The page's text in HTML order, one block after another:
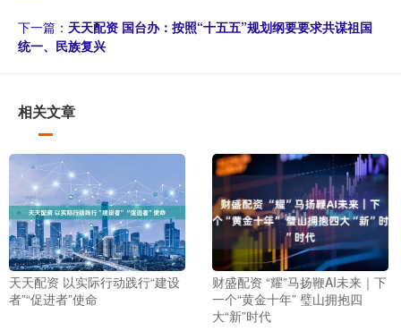
下一篇： 天天配资 国台办：按照“十五五”规划纲要要求共谋祖国
统一、民族复兴
相关文章
天天配资 以实际行动践行“建设
者”“促进者”使命
财盛配资 “耀”马扬鞭AI未来｜下
一个“黄金十年” 璧山拥抱四
大“新”时代